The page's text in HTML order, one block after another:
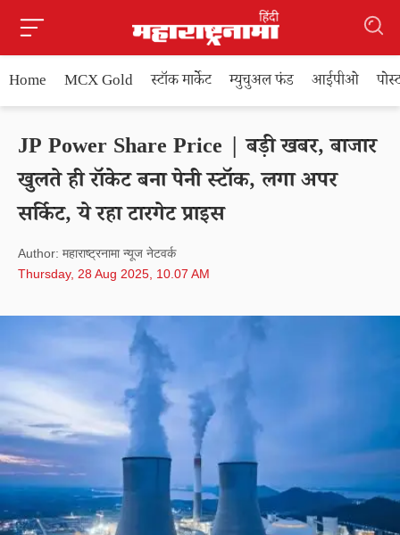
Home MCX Gold स्टॉक मार्केट म्युचुअल फंड आईपीओ
JP Power Share Price | बड़ी खबर, बाजार
खुलते ही रॉकेट बना पेनी स्टॉक, लगा अपर
सर्किट, ये रहा टारगेट प्राइस
Author: महाराष्ट्रनामा न्यूज नेटवर्क
Thursday, 28 Aug 2025, 10.07 AM